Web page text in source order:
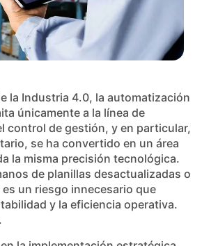
la Industria 4.0, la automatización
únicamente a la línea de
control de gestión, y en particular,
se ha convertido en un área
la misma precisión tecnológica.
de planillas desactualizadas o
un riesgo innecesario que
y la eficiencia operativa.